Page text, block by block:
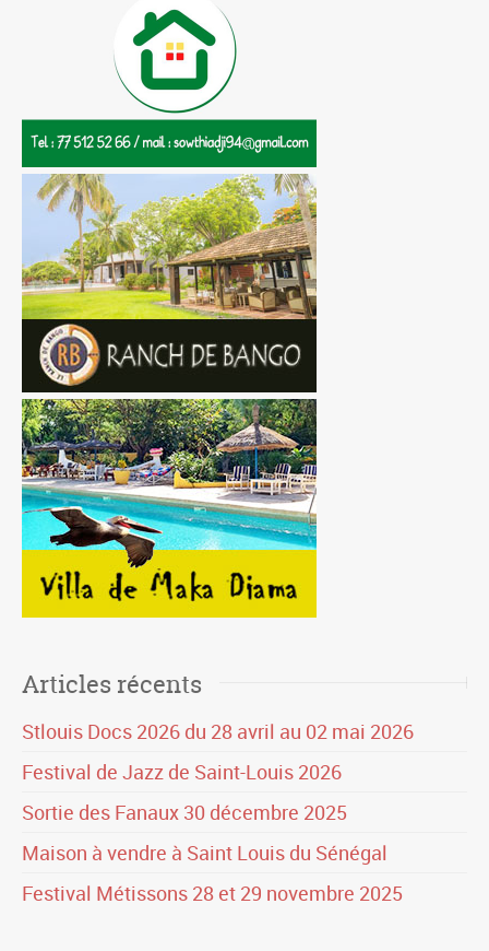
Articles récents
Stlouis Docs 2026 du 28 avril au 02 mai 2026
Festival de Jazz de Saint-Louis 2026
Sortie des Fanaux 30 décembre 2025
Maison à vendre à Saint Louis du Sénégal
Festival Métissons 28 et 29 novembre 2025